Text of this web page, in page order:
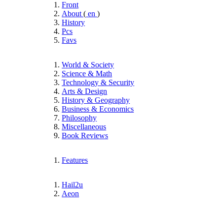
Front
About( en)
History
Pcs
Favs
World & Society
Science & Math
Technology & Security
Arts & Design
History & Geography
Business & Economics
Philosophy
Miscellaneous
Book Reviews
Features
Hail2u
Aeon